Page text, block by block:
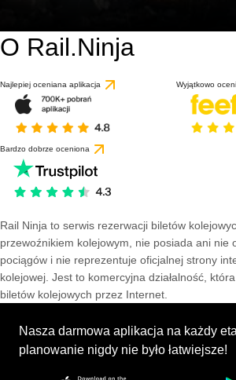
O Rail.Ninja
Najlepiej oceniana aplikacja Wyjątkowo
Bardzo dobrze oceniona
Rail Ninja to serwis rezerwacji biletów
przewoźnikiem kolejowym, nie posiada ani nie
pociągów i nie reprezentuje oficjalnej strony
kolejowej. Jest to komercyjna działalność,
biletów kolejowych przez Internet.
Nasza darmowa aplikacja na każdy
planowanie nigdy nie było łatwiejsze!